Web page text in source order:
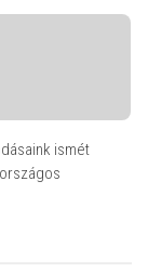
ismét